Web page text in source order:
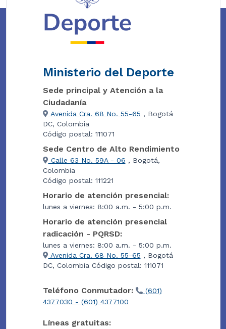
Ministerio del Deporte
Sede principal y Atención a la
Ciudadanía
Avenida Cra. 68 No. 55-65 , Bogotá
DC, Colombia
Código postal: 111071
Sede Centro de Alto Rendimiento
Calle 63 No. 59A - 06 , Bogotá,
Colombia
Código postal: 111221
Horario de atención presencial:
lunes a viernes: 8:00 a.m. - 5:00 p.m.
Horario de atención presencial
radicación - PQRSD:
lunes a viernes: 8:00 a.m. - 5:00 p.m.
Avenida Cra. 68 No. 55-65 , Bogotá
DC, Colombia Código postal: 111071
Teléfono Conmutador:
(601)
4377030 - (601) 4377100
Líneas gratuitas: